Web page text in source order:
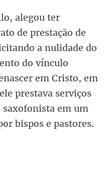
alegou ter
de prestação de
a nulidade do
do vínculo
em Cristo, em
prestava serviços
saxofonista em um
bispos e pastores.